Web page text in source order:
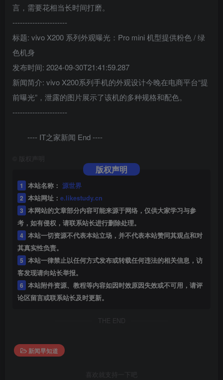
言，需要花相当长时间打磨。
----------------------
标题: vivo X200 系列外观曝光：Pro mini 机型提供粉色 / 绿
色机身
发布时间: 2024-09-30T21:41:59.287
新闻简介: vivo X200系列手机的外观设计今晚在电商平台“提
前曝光”，泄露的图片展示了该机的多种规格和配色。
----------------------
---- IT之家新闻 End ----
版权声明
版权声明
1 本站名称： 源世界
2 本站网址： e.likestudy.cn
3 本网站的文章部分内容可能来源于网络，仅供大家学习与参
考，如有侵权，请联系站长进行删除处理。
4 本站一切资源不代表本站立场，并不代表本站赞同其观点和对
其真实性负责。
5 本站一律禁止以任何方式发布或转载任何违法的相关信息，访
客发现请向站长举报。
6 本站附件资源、教程等内容如因时效原因失效或不可用，请评
论区留言或联系站长及时更新。
THE END
新闻早知道
喜欢就支持一下吧